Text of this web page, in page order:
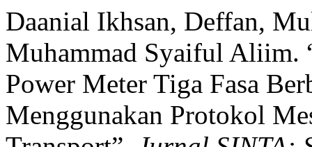
Daanial Ikhsan, Deffan,
Muhammad Syaiful Aliim.
Power Meter Tiga Fasa
Menggunakan Protokol